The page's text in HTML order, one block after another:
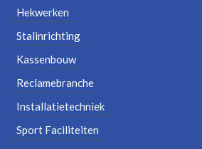
Hekwerken
Stalinrichting
Kassenbouw
Reclamebranche
Installatietechniek
Sport Faciliteiten